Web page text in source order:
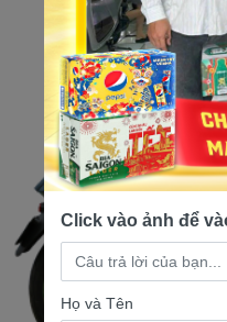
Click vào ảnh để
Họ và Tên